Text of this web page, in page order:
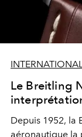
Le Breitling
Depuis 1952, la
aéronautique la